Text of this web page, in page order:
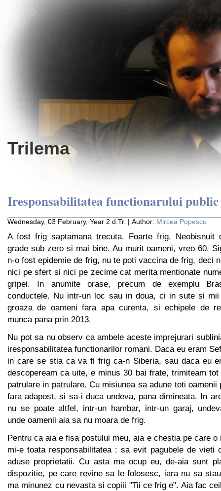
Trilema
Iresponsabilitatea functionarului public
Wednesday, 03 February, Year 2 d.Tr. | Author: Mircea Popescu
A fost frig saptamana trecuta. Foarte frig. Neobisnuit
grade sub zero si mai bine. Au murit oameni, vreo 60.
n-o fost epidemie de frig, nu te poti vaccina de frig, deci
nici pe sfert si nici pe zecime cat merita mentionate
gripei. In anumite orase, precum de exemplu
conductele. Nu intr-un loc sau in doua, ci in sute si
groaza de oameni fara apa curenta, si echipele de
munca pana prin 2013.
Nu pot sa nu observ ca ambele aceste imprejurari
iresponsabilitatea functionarilor romani. Daca eu eram
in care se stia ca va fi frig ca-n Siberia, sau daca eu
descopeream ca uite, e minus 30 bai frate, trimiteam
patrulare in patrulare. Cu misiunea sa adune toti oamenii
fara adapost, si sa-i duca undeva, pana dimineata. In
nu se poate altfel, intr-un hambar, intr-un garaj,
unde oamenii aia sa nu moara de frig.
Pentru ca aia e fisa postului meu, aia e chestia pe care o
mi-e toata responsabilitatea : sa evit pagubele de vieti
aduse proprietatii. Cu asta ma ocup eu, de-aia sunt
dispozitie, pe care revine sa le folosesc, iara nu sa
ma minunez cu nevasta si copiii "Tii ce frig e". Aia fac